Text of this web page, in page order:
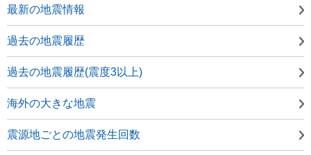
最新の地震情報
過去の地震履歴
過去の地震履歴(震度3以上)
海外の大きな地震
震源地ごとの地震発生回数